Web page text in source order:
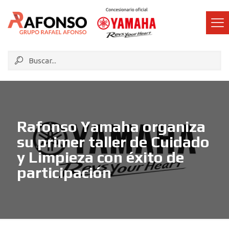
Rafonso Yamaha organiza
su primer taller de Cuidado
y Limpieza con éxito de
participación